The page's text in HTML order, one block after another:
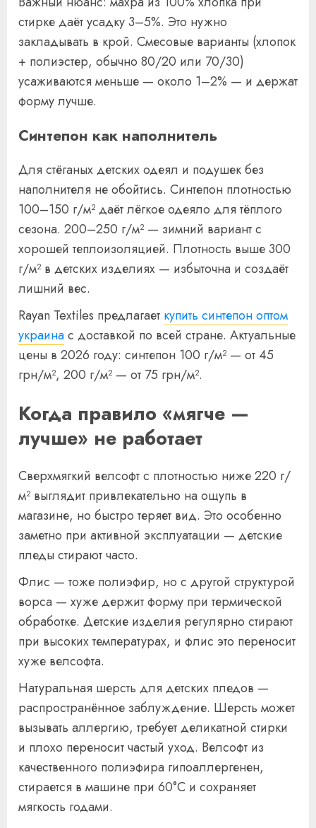
стирке даёт усадку 3–5%. Это нужно
закладывать в крой. Смесовые варианты (хлопок
+ полиэстер, обычно 80/20 или 70/30)
усаживаются меньше — около 1–2% — и держат
форму лучше.
Синтепон как наполнитель
Для стёганых детских одеял и подушек без
наполнителя не обойтись. Синтепон плотностью
100–150 г/м² даёт лёгкое одеяло для тёплого
сезона. 200–250 г/м² — зимний вариант с
хорошей теплоизоляцией. Плотность выше 300
г/м² в детских изделиях — избыточна и создаёт
лишний вес.
Rayan Textiles предлагает купить синтепон оптом
украинас доставкой по всей стране. Актуальные
цены в 2026 году: синтепон 100 г/м² — от 45
грн/м², 200 г/м² — от 75 грн/м².
Когда правило «мягче —
лучше» не работает
Сверхмягкий велсофт с плотностью ниже 220 г/
м² выглядит привлекательно на ощупь в
магазине, но быстро теряет вид. Это особенно
заметно при активной эксплуатации — детские
пледы стирают часто.
Флис — тоже полиэфир, но с другой структурой
ворса — хуже держит форму при термической
обработке. Детские изделия регулярно стирают
при высоких температурах, и флис это переносит
хуже велсофта.
Натуральная шерсть для детских пледов —
распространённое заблуждение. Шерсть может
вызывать аллергию, требует деликатной стирки
и плохо переносит частый уход. Велсофт из
качественного полиэфира гипоаллергенен,
стирается в машине при 60°C и сохраняет
мягкость годами.